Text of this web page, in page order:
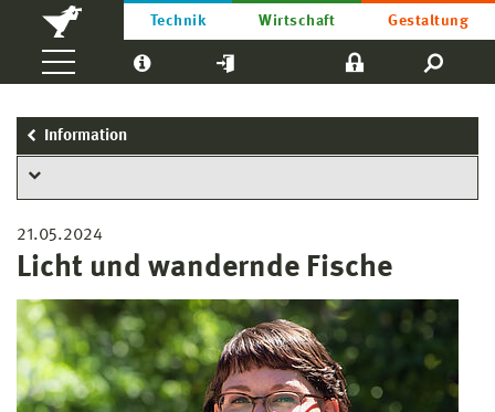
Technik Wirtschaft Gestaltung
Information
21.05.2024
Licht und wandernde Fische